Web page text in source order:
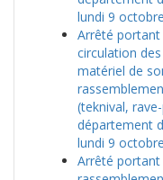
lundi 9
Arrêté
circulation
matériel de
(teknival,
département
lundi 9
Arrêté